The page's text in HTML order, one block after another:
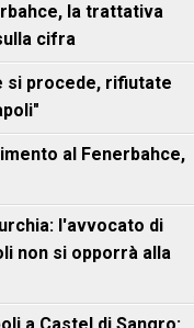
la trattativa
cifra
si procede, rifiutate
al Fenerbahce,
l'avvocato di
non si opporrà alla